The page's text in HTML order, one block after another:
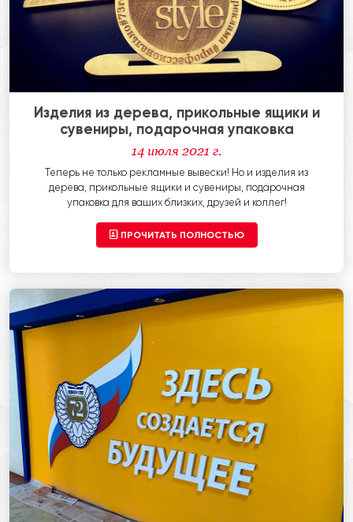
Изделия из дерева, прикольные ящики и
сувениры, подарочная упаковка
14 июля 2021 г.
Теперь не только рекламные вывески! Но и изделия из
дерева, прикольные ящики и сувениры, подарочная
упаковка для ваших близких, друзей и коллег!
ПРОЧИТАТЬ ПОЛНОСТЬЮ